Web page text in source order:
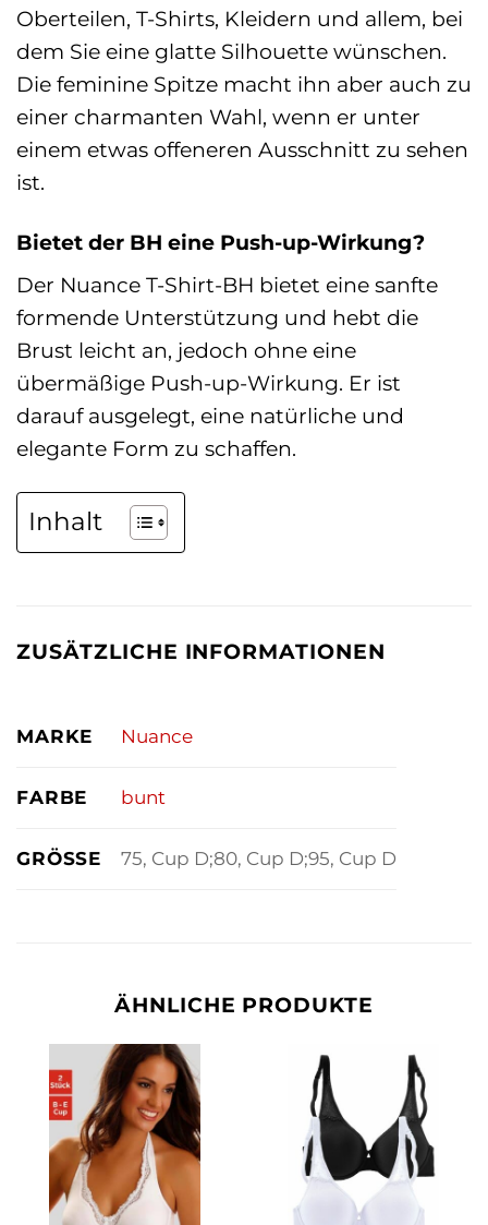
Oberteilen, T-Shirts, Kleidern und allem, bei
dem Sie eine glatte Silhouette wünschen.
Die feminine Spitze macht ihn aber auch zu
einer charmanten Wahl, wenn er unter
einem etwas offeneren Ausschnitt zu sehen
ist.
Bietet der BH eine Push-up-Wirkung?
Der Nuance T-Shirt-BH bietet eine sanfte
formende Unterstützung und hebt die
Brust leicht an, jedoch ohne eine
übermäßige Push-up-Wirkung. Er ist
darauf ausgelegt, eine natürliche und
elegante Form zu schaffen.
Inhalt
ZUSÄTZLICHE INFORMATIONEN
MARKE Nuance
FARBE bunt
GRÖSSE 75, Cup D;80, Cup D;95, Cup D
ÄHNLICHE PRODUKTE